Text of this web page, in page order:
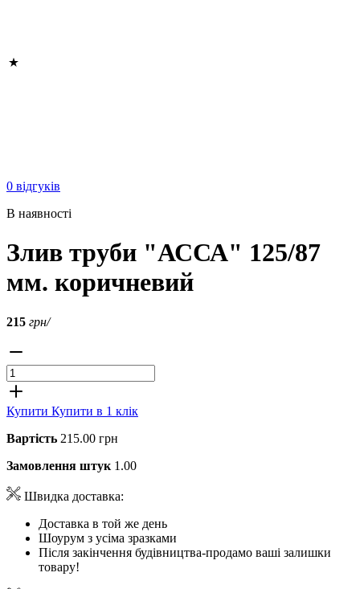
0 відгуків
В наявності
Злив труби "АССА" 125/87
мм. коричневий
215 грн/
Купити Купити в 1 клік
Вартість 215.00 грн
Замовлення штук 1.00
Швидка доставка:
Доставка в той же день
Шоурум з усіма зразками
Після закінчення будівництва-продамо ваші залишки
товару!